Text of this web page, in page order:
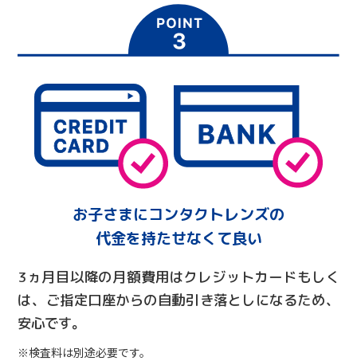
お子さまにコンタクトレンズの
代金を持たせなくて良い
3ヵ月目以降の月額費用はクレジットカードもしく
は、ご指定口座からの自動引き落としになるため、
安心です。
※検査料は別途必要です。